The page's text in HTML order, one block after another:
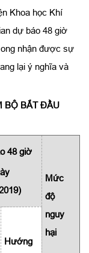
Khoa học Khí
dự báo 48 giờ
nhận được sự
lại ý nghĩa và
BỘ BẮT ĐẦU
48 giờ
Mức
độ
nguy
hại
Hướng